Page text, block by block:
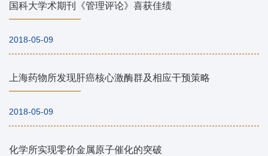
国科大学术期刊《管理评论》喜获佳绩
2018-05-09
上海药物所发现肝癌核心激酶群及相应干预策略
2018-05-09
化学所实现零价金属原子催化的突破